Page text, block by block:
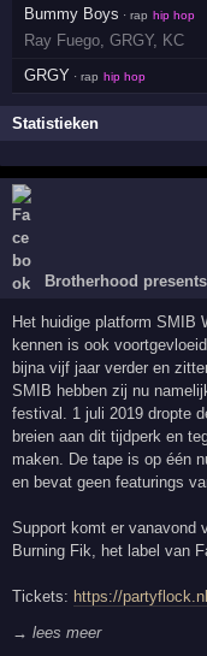
Bummy Boys · rap hip hop
Ray Fuego ,GRGY, KC
GRGY · rap hip hop
Statistieken
Brotherhood
Het huidige platform SMIB
kennen is ook
bijna vijf jaar verder en
SMIB hebben zij nu
festival. 1 juli 2019 dropte
breien aan dit tijdperk en
maken. De tape is op één
en bevat geen featurings
Support komt er vanavond
Burning Fik, het label van
Tickets: https://
→ lees meer